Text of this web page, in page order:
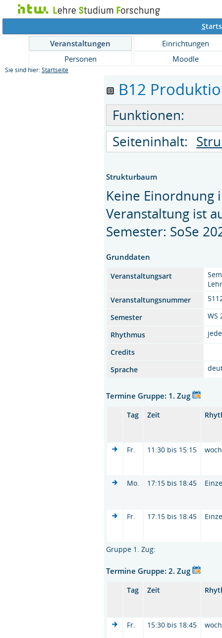
S
Veranstaltungen
Einrichtungen
Personen
Moodle
Sie sind hier: Startseite
B12
Funktionen:
Seiteninhalt:
Strukturbaum
Keine Einordnung
Veranstaltung ist
Semester: SoSe
Grunddaten
Veranstaltungsart
Veranstaltungsnummer
Semester
WS
Rhythmus
Credits
Sprache
Termine Gruppe: 1. Zug
Tag Zeit
Fr. 11:30 bis 15:15 woch
Mo. 17:15 bis 18:45
Fr. 17:15 bis 18:45
Gruppe 1. Zug:
Termine Gruppe: 2. Zug
Tag Zeit
Fr. 15:30 bis 18:45 woch